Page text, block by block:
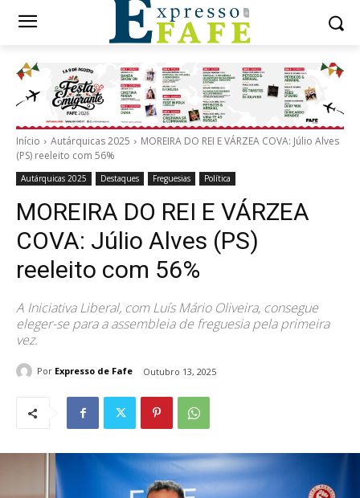
Início Autárquicas 2025
MOREIRA DO REI E VÁRZEA COVA: Júlio Alves
(PS) reeleito com 56%
Autárquicas 2025 Destaques Freguesias Política
MOREIRA DO REI E VÁRZEA
COVA: Júlio Alves (PS)
reeleito com 56%
A Iniciativa Liberal, com Luís Mário Oliveira, consegue
eleger-se para a assembleia de freguesia pela primeira
vez.
Por Expresso de Fafe Outubro 13, 2025